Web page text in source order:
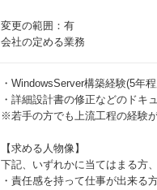
変更の範囲：有
会社の定める業務
・WindowsServer構築経験(5年
・詳細設計書の修正などのドキ
※若手の方でも上流工程の経験
【求める人物像】
下記、いずれかに当てはまる方
・責任感を持って仕事が出来る